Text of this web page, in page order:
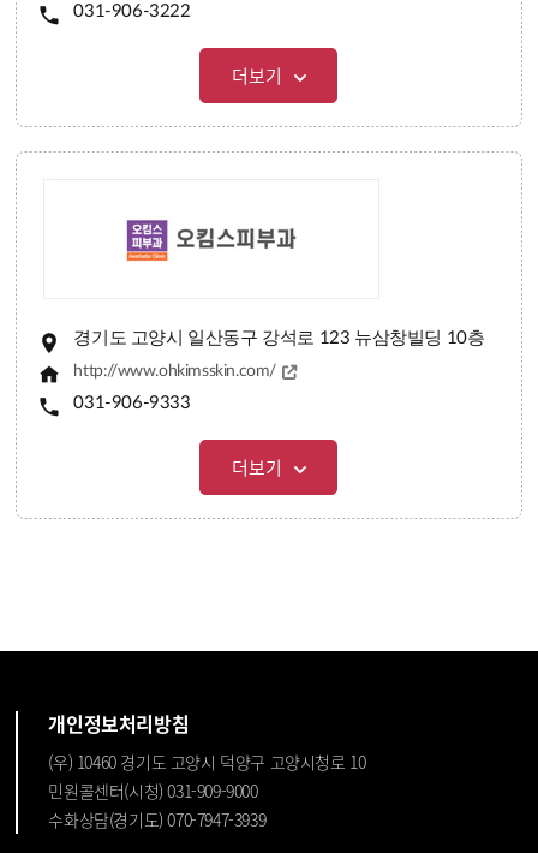
031-906-3222
더보기
경기도 고양시 일산동구 강석로 123 뉴삼창빌딩 10층
http://www.ohkimsskin.com/
031-906-9333
더보기
개인정보처리방침
(우) 10460 경기도 고양시 덕양구 고양시청로 10
민원콜센터(시청) 031-909-9000
수화상담(경기도) 070-7947-3939